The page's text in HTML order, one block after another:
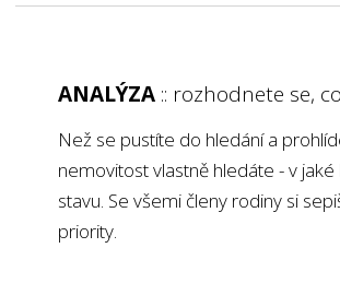
ANALÝZA:: rozhodnete se,
Než se pustíte do hledání a
nemovitost vlastně hledáte - v
stavu. Se všemi členy rodiny si
priority.